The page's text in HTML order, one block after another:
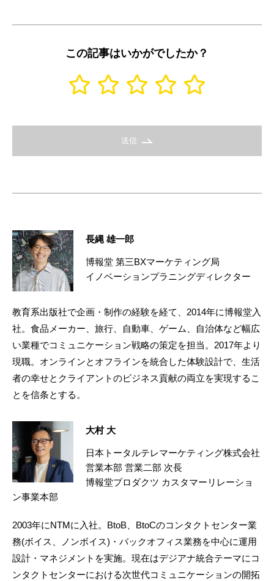
この記事はいかがでしたか？
送信
長縄 雄一郎
博報堂 第三BXマーケティング局
イノベーションプラニングディレクター
教育系出版社で企画・制作の経験を経て、2014年に博報堂入
社。食品メーカー、旅行、自動車、ゲーム、自治体など幅広
い業種でコミュニケーション戦略の策定を担当。2017年より
現職。オンラインとオフラインを統合した体験設計で、生活
者の幸せとクライアントのビジネス貢献の両立を実現するこ
とを信条とする。
大村 大
日本トータルテレマーケティング株式会社
営業本部 営業二部 次長
博報堂プロダクツ カスタマーリレーショ
ン事業本部
2003年にNTMに入社。BtoB、BtoCのコンタクトセンター業
務(ボイス、ノンボイス)・バックオフィス業務を中心に運用
設計・マネジメントを実施。現在はデジアナ統合テーマにコ
ンタクトセンターにおける次世代コミュニケーションの開拓